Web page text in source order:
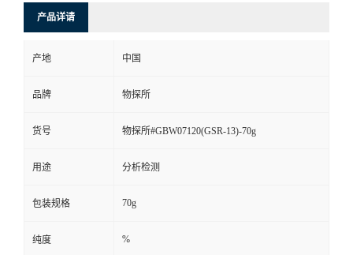
产品详请
产地 中国
品牌 物探所
货号 物探所#GBW07120(GSR-13)-70g
用途 分析检测
包装规格 70g
纯度 %